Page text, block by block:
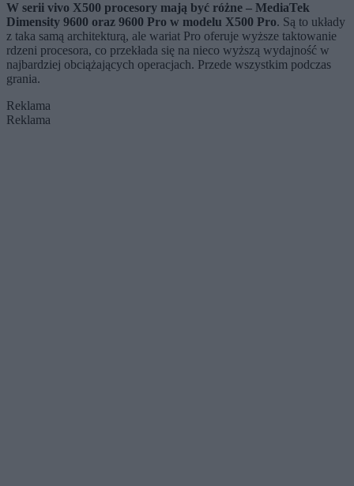
W serii vivo X500 procesory mają być różne – MediaTek
Dimensity 9600 oraz 9600 Pro w modelu X500 Pro. Są to układy
z taka samą architekturą, ale wariat Pro oferuje wyższe taktowanie
rdzeni procesora, co przekłada się na nieco wyższą wydajność w
najbardziej obciążających operacjach. Przede wszystkim podczas
grania.
Reklama
Reklama